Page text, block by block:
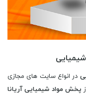
در انواع سایت های مجازی
پخش مواد شیمیایی آریانا